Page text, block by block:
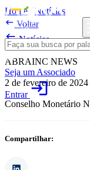
Seja um Associado
Entrarlogin
Home/Notícias
 Voltar
Notícias
ABRAINC NEWS
2 de fevereiro de 2024
Conselho Monetário
Compartilhar: